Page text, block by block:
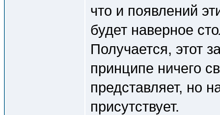
что и появлений
будет наверное
Получается, этот
принципе ничего
представляет, но
присутствует.